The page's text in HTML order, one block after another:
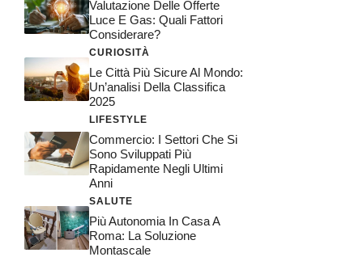
Valutazione Delle Offerte
Luce E Gas: Quali Fattori
Considerare?
CURIOSITÀ
Le Città Più Sicure Al Mondo:
Un’analisi Della Classifica
2025
LIFESTYLE
Commercio: I Settori Che Si
Sono Sviluppati Più
Rapidamente Negli Ultimi
Anni
SALUTE
Più Autonomia In Casa A
Roma: La Soluzione
Montascale